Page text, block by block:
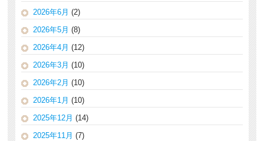
2026年6月 (2)
2026年5月 (8)
2026年4月 (12)
2026年3月 (10)
2026年2月 (10)
2026年1月 (10)
2025年12月 (14)
2025年11月 (7)